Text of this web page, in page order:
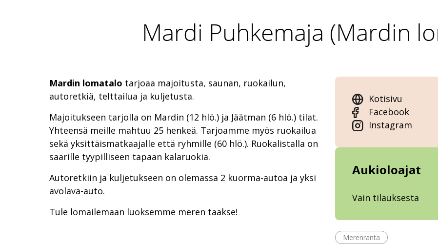
Mardi Puhkemaja (Mardin
Mardin lomatalo tarjoaa majoitusta, saunan, ruokailun,
autoretkiä, telttailua ja kuljetusta.
Majoitukseen tarjolla on Mardin (12 hlö.) ja Jäätman (6 hlö.) tilat.
Yhteensä meille mahtuu 25 henkeä. Tarjoamme myös ruokailua
sekä yksittäismatkaajalle että ryhmille (60 hlö.). Ruokalistalla on
saarille tyypilliseen tapaan kalaruokia.
Autoretkiin ja kuljetukseen on olemassa 2 kuorma-autoa ja yksi
avolava-auto.
Tule lomailemaan luoksemme meren taakse!
Kotisivu
Facebook
Instagram
Aukioloajat
Vain tilauksesta
Merenranta